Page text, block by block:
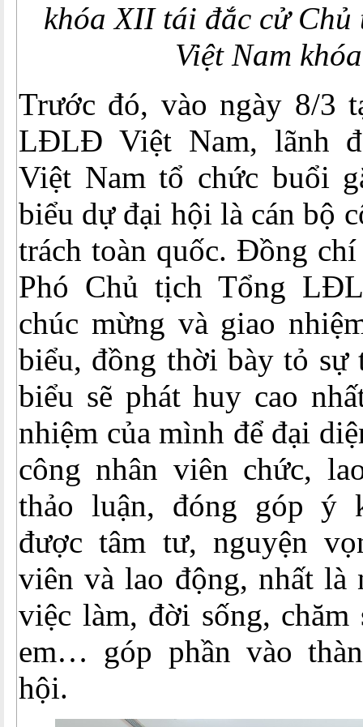
khóa XII tái đắc cử
Việt Nam
Trước đó, vào ngày 8/3
LĐLĐ Việt Nam, lãnh
Việt Nam tổ chức buổi
biểu dự đại hội là cán bộ
trách toàn quốc. Đồng
Phó Chủ tịch Tổng
chúc mừng và giao
biểu, đồng thời bày tỏ sự
biểu sẽ phát huy cao
nhiệm của mình để đại
công nhân viên chức,
thảo luận, đóng góp ý
được tâm tư, nguyện
viên và lao động, nhất là
việc làm, đời sống, chăm
em… góp phần vào
hội.